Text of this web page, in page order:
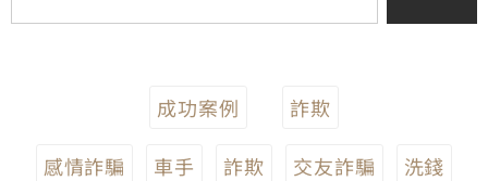
成功案例 詐欺
感情詐騙 車手 詐欺 交友詐騙 洗錢